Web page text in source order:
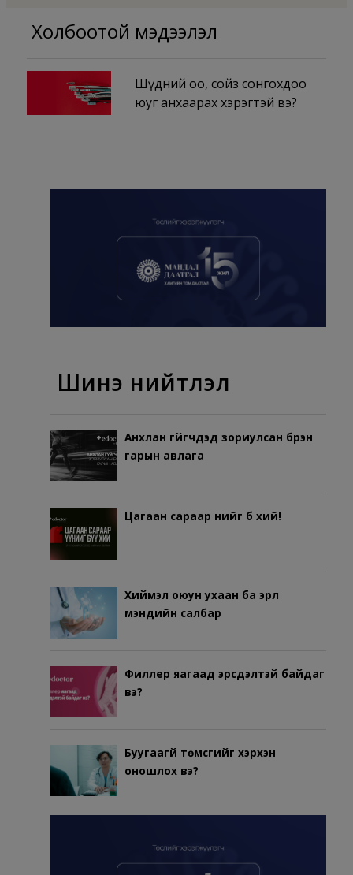
Холбоотой мэдээлэл
Шүдний оо, сойз сонгохдоо
юуг анхаарах хэрэгтэй вэ?
Шинэ нийтлэл
Анхлан гүйгчдэд зориулсан бүрэн
гарын авлага
Цагаан сараар үүнийг бүү хий!
Хиймэл оюун ухаан ба эрүүл
мэндийн салбар
Филлер яагаад эрсдэлтэй байдаг
вэ?
Буугаагүй төмсгийг хэрхэн
оношлох вэ?